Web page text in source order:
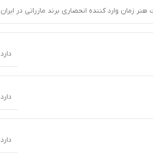
زمان وارد کننده انحصاری برند مازراتی در ایران
دارد
دارد
دارد